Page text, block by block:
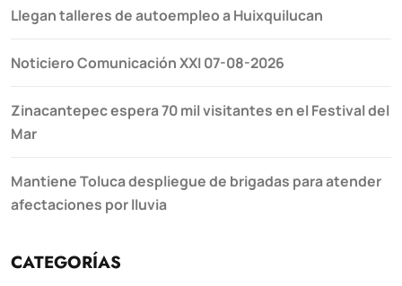
Llegan talleres de autoempleo a Huixquilucan
Noticiero Comunicación XXI 07-08-2026
Zinacantepec espera 70 mil visitantes en el Festival del
Mar
Mantiene Toluca despliegue de brigadas para atender
afectaciones por lluvia
CATEGORÍAS